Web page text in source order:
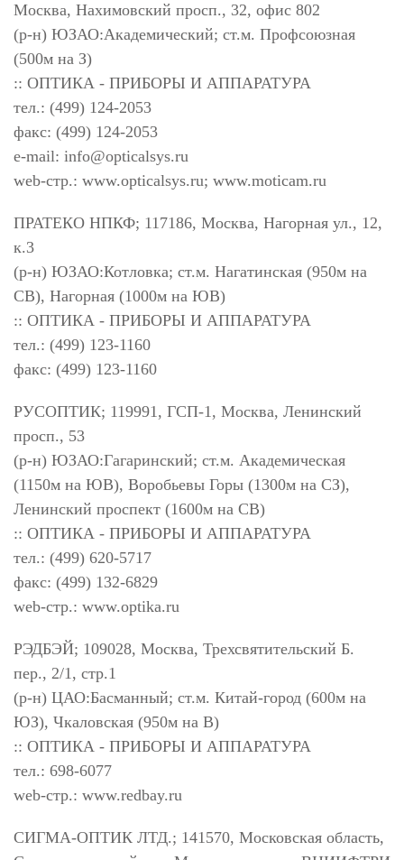
Москва, Нахимовский просп., 32, офис 802
(р-н) ЮЗАО:Академический; ст.м. Профсоюзная
(500м на З)
:: ОПТИКА - ПРИБОРЫ И АППАРАТУРА
тел.: (499) 124-2053
факс: (499) 124-2053
e-mail: info@opticalsys.ru
web-стр.: www.opticalsys.ru; www.moticam.ru
ПРАТЕКО НПКФ; 117186, Москва, Нагорная ул., 12,
к.3
(р-н) ЮЗАО:Котловка; ст.м. Нагатинская (950м на
СВ), Нагорная (1000м на ЮВ)
:: ОПТИКА - ПРИБОРЫ И АППАРАТУРА
тел.: (499) 123-1160
факс: (499) 123-1160
РУСОПТИК; 119991, ГСП-1, Москва, Ленинский
просп., 53
(р-н) ЮЗАО:Гагаринский; ст.м. Академическая
(1150м на ЮВ), Воробьевы Горы (1300м на СЗ),
Ленинский проспект (1600м на СВ)
:: ОПТИКА - ПРИБОРЫ И АППАРАТУРА
тел.: (499) 620-5717
факс: (499) 132-6829
web-стр.: www.optika.ru
РЭДБЭЙ; 109028, Москва, Трехсвятительский Б.
пер., 2/1, стр.1
(р-н) ЦАО:Басманный; ст.м. Китай-город (600м на
ЮЗ), Чкаловская (950м на В)
:: ОПТИКА - ПРИБОРЫ И АППАРАТУРА
тел.: 698-6077
web-стр.: www.redbay.ru
СИГМА-ОПТИК ЛТД.; 141570, Московская область,